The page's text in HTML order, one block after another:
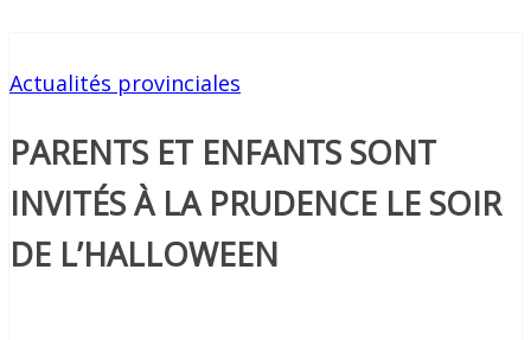
Actualités provinciales
PARENTS ET ENFANTS SONT
INVITÉS À LA PRUDENCE LE SOIR
DE L’HALLOWEEN